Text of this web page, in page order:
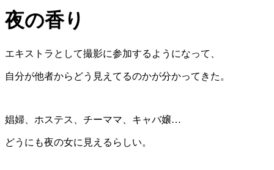
夜の香り
エキストラとして撮影に参加するようになって、
自分が他者からどう見えてるのかが分かってきた。
娼婦、ホステス、チーママ、キャバ嬢…
どうにも夜の女に見えるらしい。